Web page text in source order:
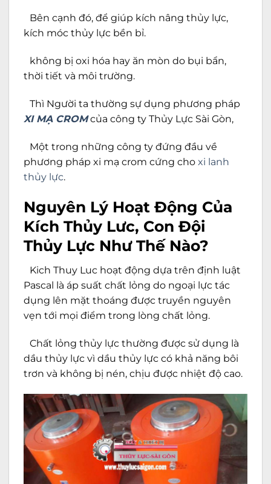
Bên cạnh đó, để giúp kích nâng thủy lực,
kích móc thủy lực bền bỉ.
không bị oxi hóa hay ăn mòn do bụi bẩn,
thời tiết và môi trường.
Thì Người ta thường sự dụng phương pháp
XI MẠ CROMcủa công ty Thủy Lực Sài Gòn,
Một trong những công ty đứng đầu về
phương pháp xi mạ crom cứng cho xi lanh
thủy lực.
Nguyên Lý Hoạt Động Của
Kích Thủy Lưc, Con Đội
Thủy Lực Như Thế Nào?
Kich Thuy Luc hoạt động dựa trên định luật
Pascal là áp suất chất lỏng do ngoại lực tác
dụng lên mặt thoáng được truyền nguyên
vẹn tới mọi điểm trong lòng chất lỏng.
Chất lỏng thủy lực thường được sử dụng là
dầu thủy lực vì dầu thủy lực có khả năng bôi
trơn và không bị nén, chịu được nhiệt độ cao.